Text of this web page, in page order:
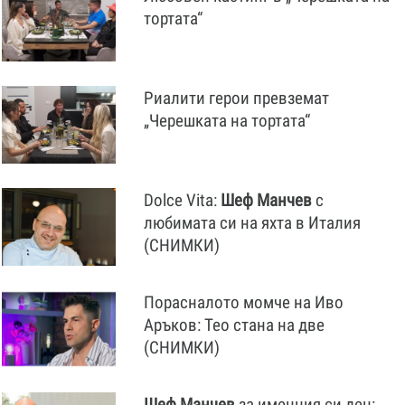
тортата“
Риалити герои превземат
„Черешката на тортата“
Dolce Vita: Шеф Манчев с
любимата си на яхта в Италия
(СНИМКИ)
Порасналото момче на Иво
Аръков: Тео стана на две
(СНИМКИ)